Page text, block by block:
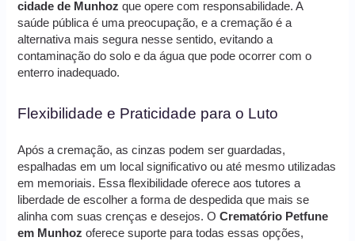
cidade de Munhoz que opere com responsabilidade. A
saúde pública é uma preocupação, e a cremação é a
alternativa mais segura nesse sentido, evitando a
contaminação do solo e da água que pode ocorrer com o
enterro inadequado.
Flexibilidade e Praticidade para o Luto
Após a cremação, as cinzas podem ser guardadas,
espalhadas em um local significativo ou até mesmo utilizadas
em memoriais. Essa flexibilidade oferece aos tutores a
liberdade de escolher a forma de despedida que mais se
alinha com suas crenças e desejos. OCrematório Petfune
em Munhoz oferece suporte para todas essas opções,